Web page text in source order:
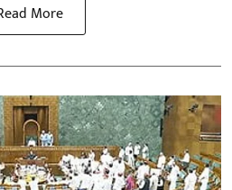
More